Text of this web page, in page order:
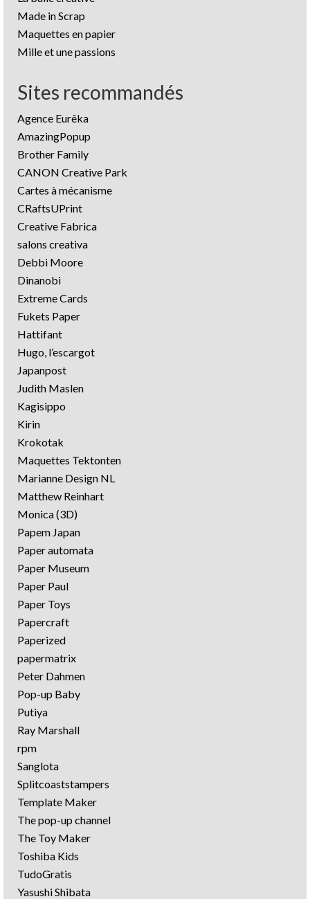
Made in Scrap
Maquettes en papier
Mille et une passions
Sites recommandés
Agence Eurêka
AmazingPopup
Brother Family
CANON Creative Park
Cartes à mécanisme
CRaftsUPrint
Creative Fabrica
salons creativa
Debbi Moore
Dinanobi
Extreme Cards
Fukets Paper
Hattifant
Hugo, l’escargot
Japanpost
Judith Maslen
Kagisippo
Kirin
Krokotak
Maquettes Tektonten
Marianne Design NL
Matthew Reinhart
Monica (3D)
Papem Japan
Paper automata
Paper Museum
Paper Paul
Paper Toys
Papercraft
Paperized
papermatrix
Peter Dahmen
Pop-up Baby
Putiya
Ray Marshall
rpm
Sanglota
Splitcoaststampers
Template Maker
The pop-up channel
The Toy Maker
Toshiba Kids
TudoGratis
Yasushi Shibata